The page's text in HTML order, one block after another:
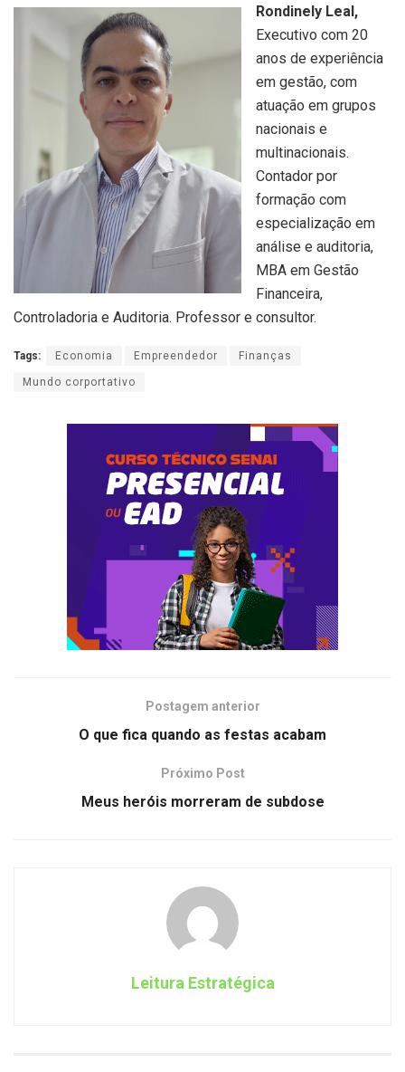
Rondinely Leal,
Executivo com 20
anos de experiência
em gestão, com
atuação em grupos
nacionais e
multinacionais.
Contador por
formação com
especialização em
análise e auditoria,
MBA em Gestão
Financeira,
Controladoria e Auditoria. Professor e consultor.
Tags: Economia Empreendedor Finanças
Mundo corportativo
Postagem anterior
O que fica quando as festas acabam
Próximo Post
Meus heróis morreram de subdose
Leitura Estratégica